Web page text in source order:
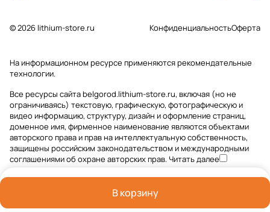
В корзину
© 2026 lithium-store.ru КонфиденциальностьОферта
На информационном ресурсе применяютсярекомендательные
технологии.
Все ресурсы сайта belgorod.lithium-store.ru, включая (но не
ограничиваясь) текстовую, графическую, фотографическую и
видео информацию, структуру, дизайн и оформление страниц,
доменное имя, фирменное наименование являются объектами
авторского права и прав на интеллектуальную собственность,
защищены российским законодательством и международными
соглашениями об охране авторских прав.Читать далее